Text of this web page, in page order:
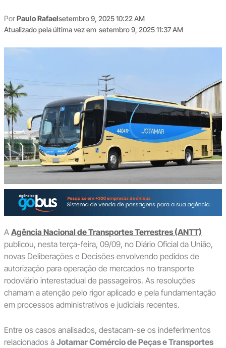
PorPaulo Rafaelsetembro 9, 2025 10:22 AM
Atualizado pela última vez em setembro 9, 2025 11:37 AM
A Agência Nacional de Transportes Terrestres (ANTT)
publicou, nesta terça-feira, 09/09, no Diário Oficial da União,
novas Deliberações e Decisões envolvendo pedidos de
autorização para operação de mercados no transporte
rodoviário interestadual de passageiros. As resoluções
chamam a atenção pelo rigor aplicado e pela fundamentação
em processos administrativos e judiciais recentes.
Entre os casos analisados, destacam-se os indeferimentos
relacionados à Jotamar Comércio de Peças e Transportes